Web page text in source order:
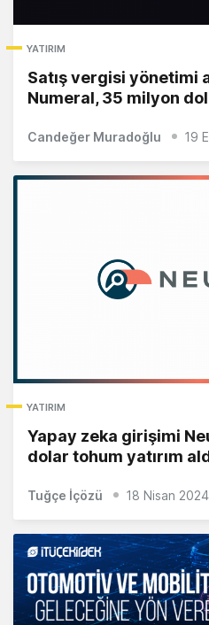
YATIRIM
Satış vergisi yönetimi
Numeral, 35 milyon
Candeğer Muradoğlu 19
YATIRIM
Yapay zeka girişimi
dolar tohum yatırım
Tuğçe İçözü 18 Nisan 2024